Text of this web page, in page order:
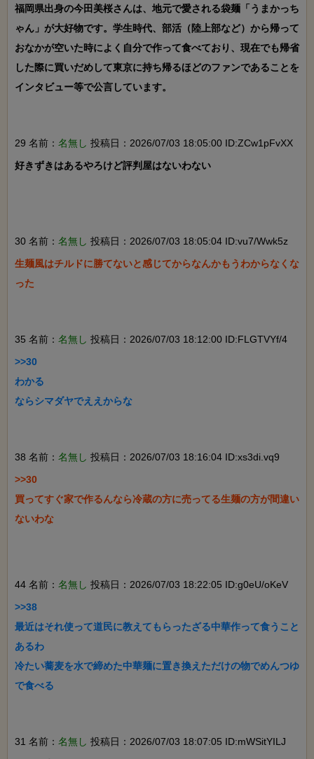
福岡県出身の今田美桜さんは、地元で愛される袋麺「うまかっち
ゃん」が大好物です。学生時代、部活（陸上部など）から帰って
おなかが空いた時によく自分で作って食べており、現在でも帰省
した際に買いだめして東京に持ち帰るほどのファンであることを
インタビュー等で公言しています。
29 名前： 名無し 投稿日：2026/07/03 18:05:00 ID:ZCw1pFvXX
好きずきはあるやろけど評判屋はないわない
30 名前： 名無し 投稿日：2026/07/03 18:05:04 ID:vu7/Wwk5z
生麺風はチルドに勝てないと感じてからなんかもうわからなくな
った
35 名前： 名無し 投稿日：2026/07/03 18:12:00 ID:FLGTVYf/4
>>30
わかる
ならシマダヤでええからな
38 名前： 名無し 投稿日：2026/07/03 18:16:04 ID:xs3di.vq9
>>30
買ってすぐ家で作るんなら冷蔵の方に売ってる生麺の方が間違い
ないわな
44 名前： 名無し 投稿日：2026/07/03 18:22:05 ID:g0eU/oKeV
>>38
最近はそれ使って道民に教えてもらったざる中華作って食うこと
あるわ
冷たい蕎麦を水で締めた中華麺に置き換えただけの物でめんつゆ
で食べる
31 名前： 名無し 投稿日：2026/07/03 18:07:05 ID:mWSitYILJ